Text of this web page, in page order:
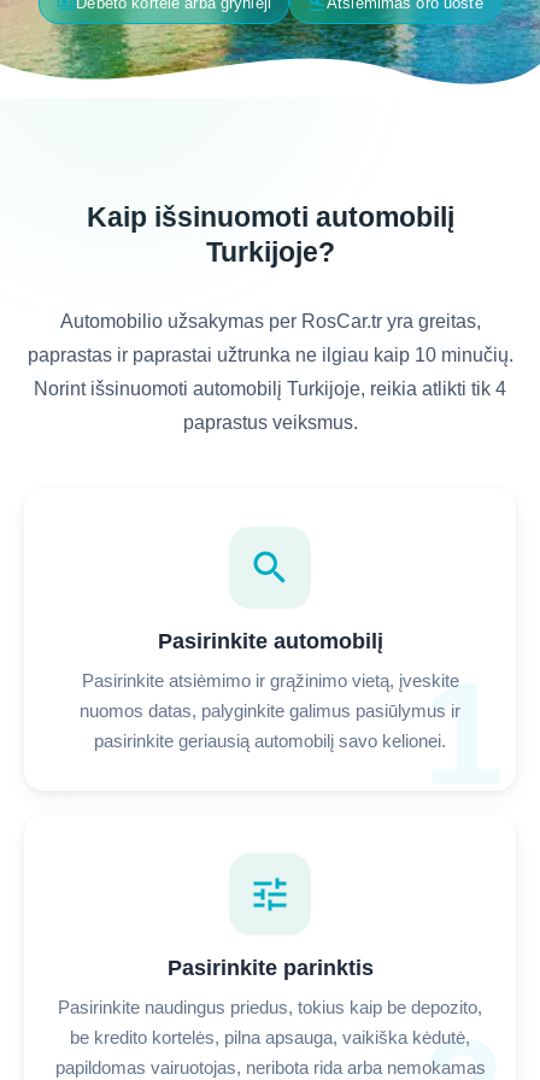
Kaip išsinuomoti automobilį
Turkijoje?
Automobilio užsakymas per RosCar.tr yra greitas,
paprastas ir paprastai užtrunka ne ilgiau kaip 10 minučių.
Norint išsinuomoti automobilį Turkijoje, reikia atlikti tik 4
paprastus veiksmus.
1
search
Pasirinkite automobilį
Pasirinkite atsiėmimo ir grąžinimo vietą, įveskite
nuomos datas, palyginkite galimus pasiūlymus ir
pasirinkite geriausią automobilį savo kelionei.
tune
Pasirinkite parinktis
Pasirinkite naudingus priedus, tokius kaip be depozito,
be kredito kortelės, pilna apsauga, vaikiška kėdutė,
papildomas vairuotojas, neribota rida arba nemokamas